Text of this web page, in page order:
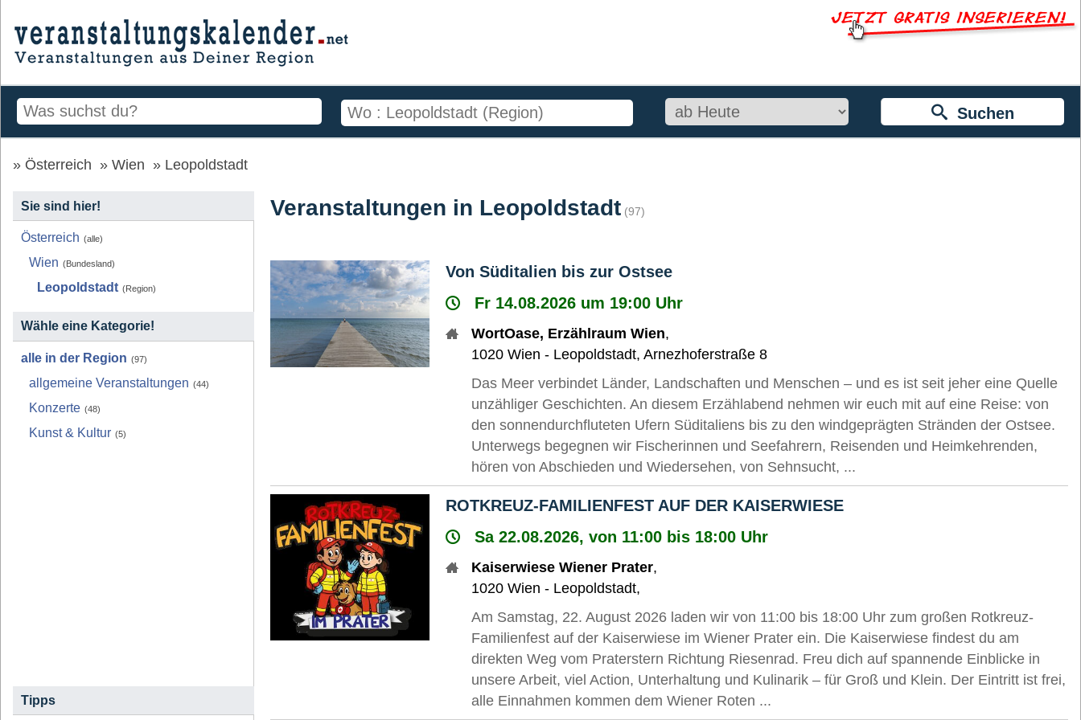
Suchen
Österreich Wien Leopoldstadt
Veranstaltungen in Leopoldstadt (97)
Von Süditalien bis zur Ostsee
Fr 14.08.2026 um 19:00 Uhr
WortOase, Erzählraum Wien,
1020 Wien - Leopoldstadt,Arnezhoferstraße 8
Das Meer verbindet Länder, Landschaften und Menschen – und es ist seit jeher eine Quelle
unzähliger Geschichten. An diesem Erzählabend nehmen wir euch mit auf eine Reise: von
den sonnendurchfluteten Ufern Süditaliens bis zu den windgeprägten Stränden der Ostsee.
Unterwegs begegnen wir Fischerinnen und Seefahrern, Reisenden und Heimkehrenden,
hören von Abschieden und Wiedersehen, von Sehnsucht, ...
ROTKREUZ-FAMILIENFEST AUF DER KAISERWIESE
Sa 22.08.2026, von 11:00 bis 18:00 Uhr
Kaiserwiese Wiener Prater,
1020 Wien - Leopoldstadt,
Am Samstag, 22. August 2026 laden wir von 11:00 bis 18:00 Uhr zum großen Rotkreuz-
Familienfest auf der Kaiserwiese im Wiener Prater ein. Die Kaiserwiese findest du am
direkten Weg vom Praterstern Richtung Riesenrad. Freu dich auf spannende Einblicke in
unsere Arbeit, viel Action, Unterhaltung und Kulinarik – für Groß und Klein. Der Eintritt ist frei,
alle Einnahmen kommen dem Wiener Roten ...
Sie sind hier!
Österreich (alle)
Wien (Bundesland)
Leopoldstadt (Region)
Wähle eine Kategorie!
alle in der Region (97)
allgemeine Veranstaltungen (44)
Konzerte (48)
Kunst & Kultur (5)
Tipps